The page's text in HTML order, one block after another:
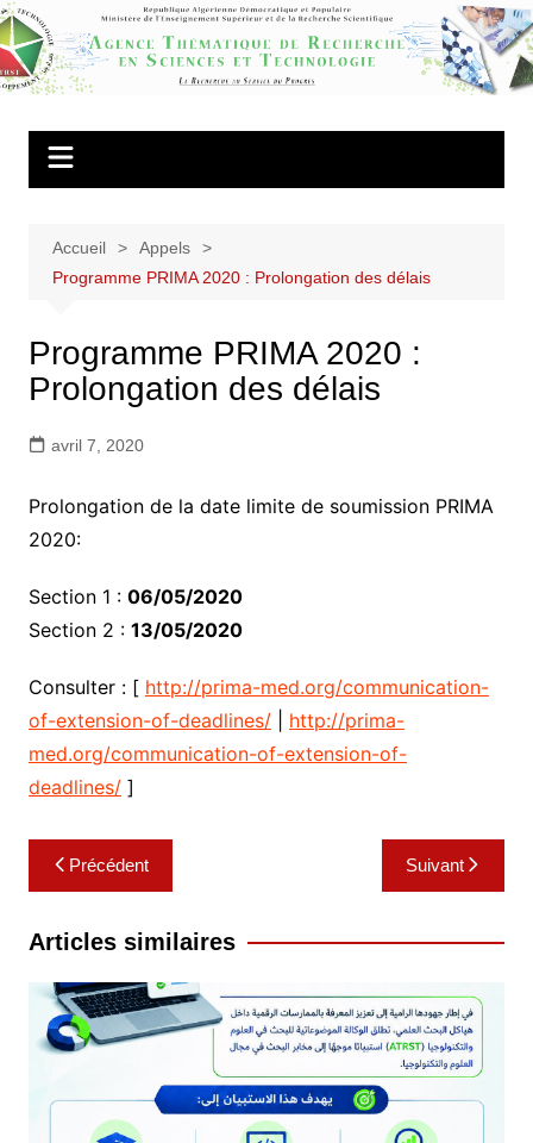
Aller
au
contenu
Agence
Thématique de
Recherche en
Accueil
Appels
Programme PRIMA 2020 : Prolongation des délais
Programme PRIMA 2020 :
Prolongation des délais
avril 7, 2020
Prolongation de la date limite de soumission PRIMA
2020:
Section 1 : 06/05/2020
Section 2 : 13/05/2020
Consulter : [ http://prima-med.org/communication-
of-extension-of-deadlines/| http://prima-
med.org/communication-of-extension-of-
deadlines/]
Navigation
de
l’article
Précédent Suivant
Articles similaires